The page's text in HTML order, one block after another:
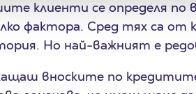
клиенти се определя по
фактора. Сред тях са от
Но най-важният е
вноските по